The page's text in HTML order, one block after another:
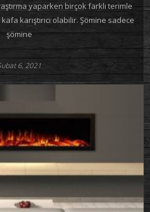
yaparken birçok farklı terimle
karıştırıcı olabilir. Şömine sadece
şömine
6, 2021